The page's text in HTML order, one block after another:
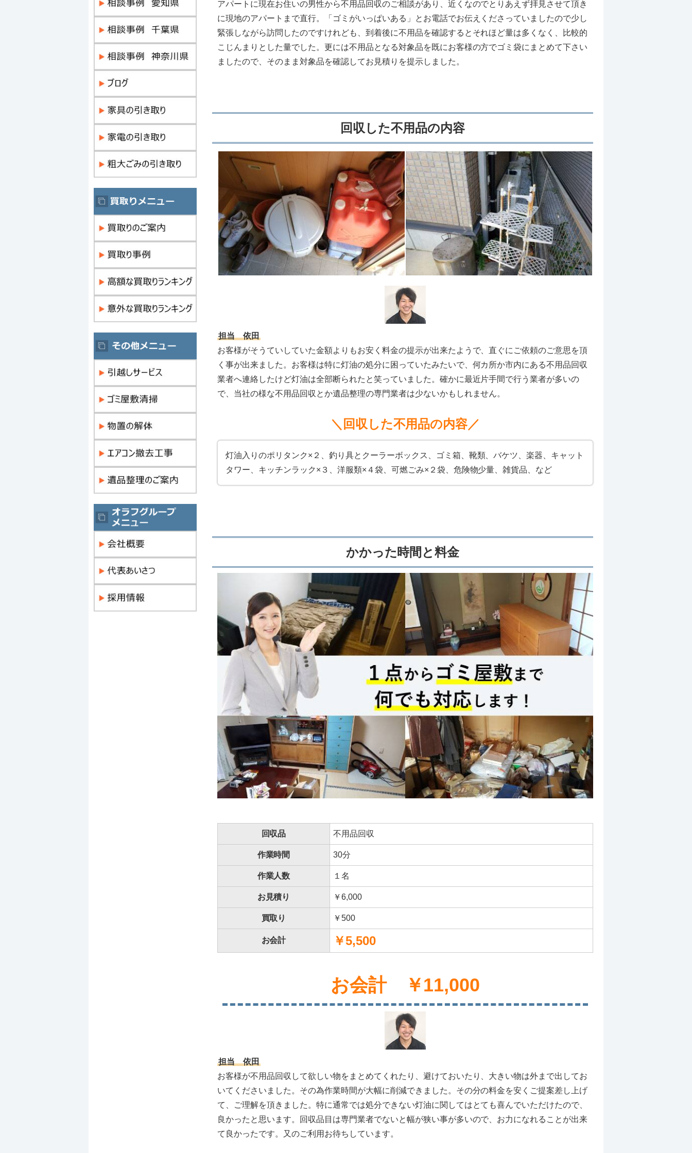
アパートに現在お住いの男性から不用品回収のご相談があり、近くなのでとりあえず拝見させて頂き
に現地のアパートまで直行。「ゴミがいっぱいある」とお電話でお伝えくださっていましたので少し
緊張しながら訪問したのですけれども、到着後に不用品を確認するとそれほど量は多くなく、比較的
こじんまりとした量でした。更には不用品となる対象品を既にお客様の方でゴミ袋にまとめて下さい
ましたので、そのまま対象品を確認してお見積りを提示しました。
回収した不用品の内容
担当 依田
お客様がそうていしていた金額よりもお安く料金の提示が出来たようで、直ぐにご依頼のご意思を頂
く事が出来ました。お客様は特に灯油の処分に困っていたみたいで、何カ所か市内にある不用品回収
業者へ連絡したけど灯油は全部断られたと笑っていました。確かに最近片手間で行う業者が多いの
で、当社の様な不用品回収とか遺品整理の専門業者は少ないかもしれません。
＼回収した不用品の内容／
灯油入りのポリタンク×２、釣り具とクーラーボックス、ゴミ箱、靴類、バケツ、楽器、キャット
タワー、キッチンラック×３、洋服類×４袋、可燃ごみ×２袋、危険物少量、雑貨品、など
かかった時間と料金
回収品 不用品回収
作業時間 30分
作業人数 １名
お見積り ￥6,000
買取り ￥500
お会計 ￥5,500
お会計 ￥11,000
担当 依田
お客様が不用品回収して欲しい物をまとめてくれたり、避けておいたり、大きい物は外まで出してお
いてくださいました。その為作業時間が大幅に削減できました。その分の料金を安くご提案差し上げ
て、ご理解を頂きました。特に通常では処分できない灯油に関してはとても喜んでいただけたので、
良かったと思います。回収品目は専門業者でないと幅が狭い事が多いので、お力になれることが出来
て良かったです。又のご利用お待ちしています。